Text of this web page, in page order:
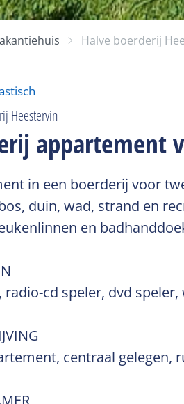
Halve boerderij
Heestervin
appartement
in een boerderij voor
duin, wad, strand en
en
radio-cd speler, dvd
centraal gelegen,